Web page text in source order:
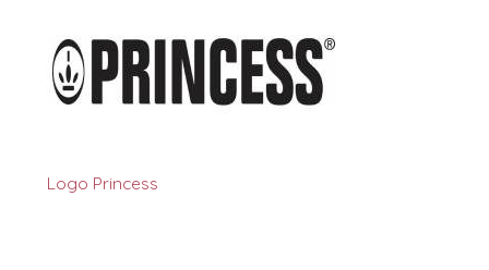
Logo Princess